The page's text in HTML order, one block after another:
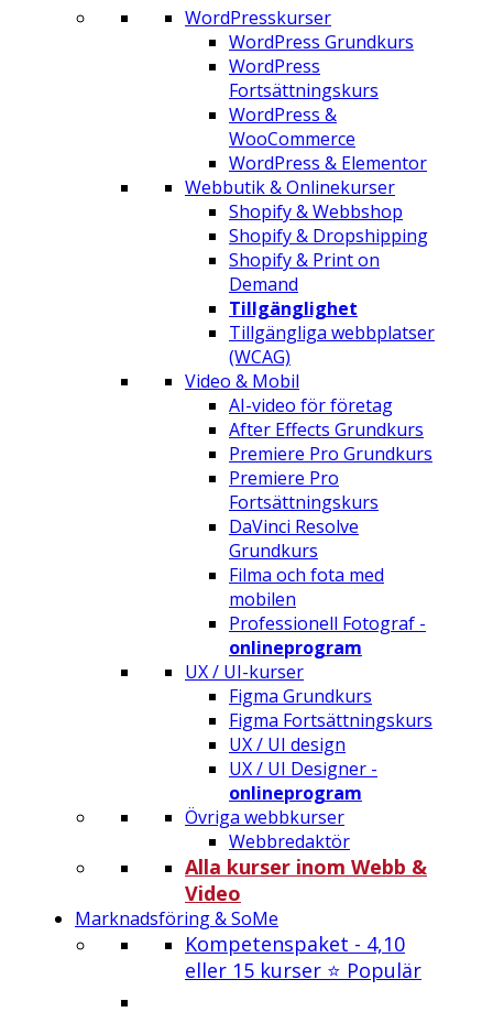
WordPresskurser
WordPress Grundkurs
WordPress
Fortsättningskurs
WordPress &
WooCommerce
WordPress & Elementor
Webbutik & Onlinekurser
Shopify & Webbshop
Shopify & Dropshipping
Shopify & Print on
Demand
Tillgänglighet
Tillgängliga webbplatser
(WCAG)
Video & Mobil
AI-video för företag
After Effects Grundkurs
Premiere Pro Grundkurs
Premiere Pro
Fortsättningskurs
DaVinci Resolve
Grundkurs
Filma och fota med
mobilen
Professionell Fotograf -
onlineprogram
UX / UI-kurser
Figma Grundkurs
Figma Fortsättningskurs
UX / UI design
UX / UI Designer -
onlineprogram
Övriga webbkurser
Webbredaktör
Alla kurser inom Webb &
Video
Marknadsföring & SoMe
Kompetenspaket - 4,10
eller 15 kurser ⭐ Populär